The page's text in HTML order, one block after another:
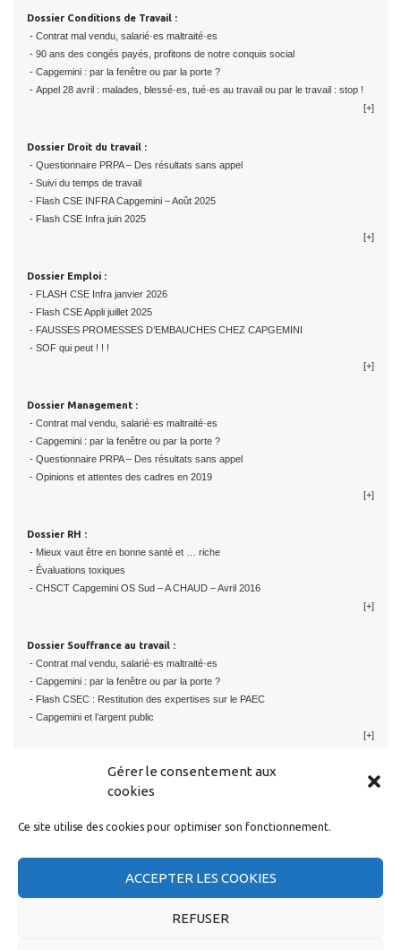
Gérer le consentement aux
cookies
Ce site utilise des cookies pour optimiser son fonctionnement.
ACCEPTER LES COOKIES
REFUSER
Dossier Conditions de Travail :
- Contrat mal vendu, salarié·es maltraité·es
- 90 ans des congés payés, profitons de notre conquis social
- Capgemini : par la fenêtre ou par la porte ?
- Appel 28 avril : malades, blessé·es, tué·es au travail ou par le travail : stop !
[+]
Dossier Droit du travail :
- Questionnaire PRPA – Des résultats sans appel
- Suivi du temps de travail
- Flash CSE INFRA Capgemini – Août 2025
- Flash CSE Infra juin 2025
[+]
Dossier Emploi :
- FLASH CSE Infra janvier 2026
- Flash CSE Appli juillet 2025
- FAUSSES PROMESSES D’EMBAUCHES CHEZ CAPGEMINI
- SOF qui peut ! ! !
[+]
Dossier Management :
- Contrat mal vendu, salarié·es maltraité·es
- Capgemini : par la fenêtre ou par la porte ?
- Questionnaire PRPA – Des résultats sans appel
- Opinions et attentes des cadres en 2019
[+]
Dossier RH :
- Mieux vaut être en bonne santé et … riche
- Évaluations toxiques
- CHSCT Capgemini OS Sud – A CHAUD – Avril 2016
[+]
Dossier Souffrance au travail :
- Contrat mal vendu, salarié·es maltraité·es
- Capgemini : par la fenêtre ou par la porte ?
- Flash CSEC : Restitution des expertises sur le PAEC
- Capgemini et l’argent public
[+]
RESTER EN CONTACT